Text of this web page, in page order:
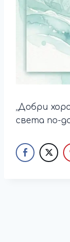
„Добри
света по-